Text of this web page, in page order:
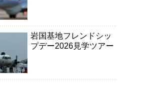
岩国基地フレンドシッ
プデー2026見学ツアー